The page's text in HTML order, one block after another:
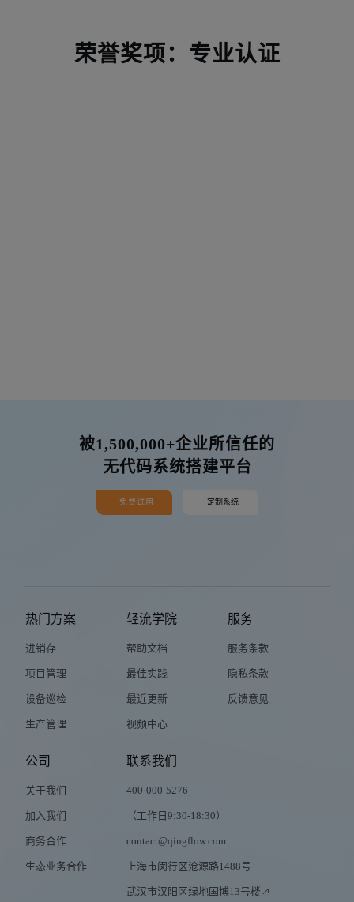
荣誉奖项：专业认证
被1,500,000+企业所信任的
无代码系统搭建平台
免费试用 定制系统
热门方案
进销存
项目管理
设备巡检
生产管理
轻流学院
帮助文档
最佳实践
最近更新
视频中心
服务
服务条款
隐私条款
反馈意见
公司
关于我们
加入我们
商务合作
生态业务合作
联系我们
400-000-5276
（工作日9:30-18:30）
contact@qingflow.com
上海市闵行区沧源路1488号
武汉市汉阳区绿地国博13号楼